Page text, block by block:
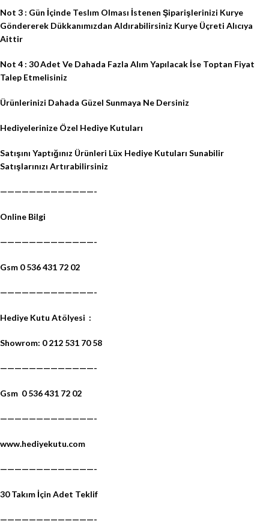
Not 3 : Gün İçinde Teslım Olması İstenen Şiparişlerinizi Kurye
Göndererek Dükkanımızdan Aldırabilirsiniz Kurye Üçreti Alıcıya
Aittir
Not 4 : 30 Adet Ve Dahada Fazla Alım Yapılacak İse Toptan Fiyat
Talep Etmelisiniz
Ürünlerinizi Dahada Güzel Sunmaya Ne Dersiniz
Hediyelerinize Özel Hediye Kutuları
Satışını Yaptığınız Ürünleri Lüx Hediye Kutuları Sunabilir
Satışlarınızı Artırabilirsiniz
—————————————-
Online Bilgi
—————————————-
Gsm 0 536 431 72 02
—————————————-
Hediye Kutu Atölyesi :
Showrom: 0 212 531 70 58
—————————————-
Gsm 0 536 431 72 02
—————————————-
www.hediyekutu.com
—————————————-
30 Takım İçin Adet Teklif
—————————————-